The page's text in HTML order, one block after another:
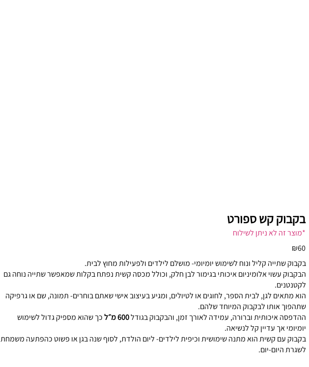
בקבוק קש ספורט
*מוצר זה לא ניתן לשילוח
₪60
בקבוק שתייה קליל ונוח לשימוש יומיומי- מושלם לילדים ולפעילות מחוץ לבית.
הבקבוק עשוי אלומיניום איכותי בגימור לבן חלק, וכולל מכסה קשית נפתח בקלות שמאפשר שתייה נוחה גם
לקטנטנים.
הוא מתאים לגן, לבית הספר, לחוגים או לטיולים, ומגיע בעיצוב אישי שאתם בוחרים- תמונה, שם או גרפיקה
שתהפוך אותו לבקבוק המיוחד שלהם.
ההדפסה איכותית וברורה, עמידה לאורך זמן, והבקבוק בגודל600 מ״ל
כך שהוא מספיק גדול לשימוש
יומיומי אך עדיין קל לנשיאה.
בקבוק עם קשית הוא מתנה שימושית וכיפית לילדים- ליום הולדת, לסוף שנה בגן או פשוט כהפתעה משמחת
לשגרת היום-יום.